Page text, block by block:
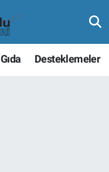
Gıda Desteklemeler